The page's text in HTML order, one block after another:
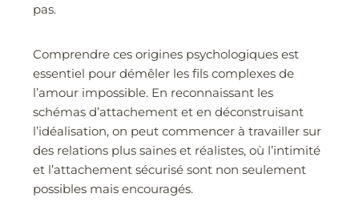
pas.
Comprendre ces origines psychologiques est
essentiel pour démêler les fils complexes de
l’amour impossible. En reconnaissant les
schémas d’attachement et en déconstruisant
l’idéalisation, on peut commencer à travailler sur
des relations plus saines et réalistes, où l’intimité
et l’attachement sécurisé sont non seulement
possibles mais encouragés.